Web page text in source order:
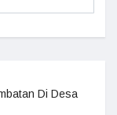
Di Desa